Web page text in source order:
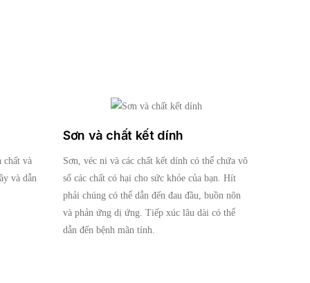
chất và
và dẫn
Sơn và chất kết dính
Sơn, véc ni và các chất kết dính có thể chứa vô
số các chất có hại cho sức khỏe của bạn. Hít
phải chúng có thể dẫn đến đau đầu, buồn nôn
và phản ứng dị ứng. Tiếp xúc lâu dài có thể
dẫn đến bệnh mãn tính.